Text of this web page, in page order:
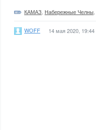
КАМАЗ Набережные Челны
WOFF 14 мая 2020, 19:44